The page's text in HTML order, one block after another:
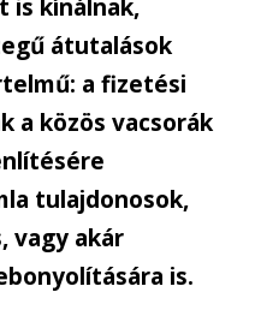
is kínálnak,
átutalások
a fizetési
a közös vacsorák
tulajdonosok,
vagy akár
is.